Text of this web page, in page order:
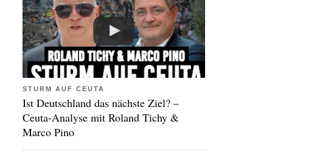
STURM AUF CEUTA
Ist Deutschland das nächste Ziel? –
Ceuta-Analyse mit Roland Tichy &
Marco Pino